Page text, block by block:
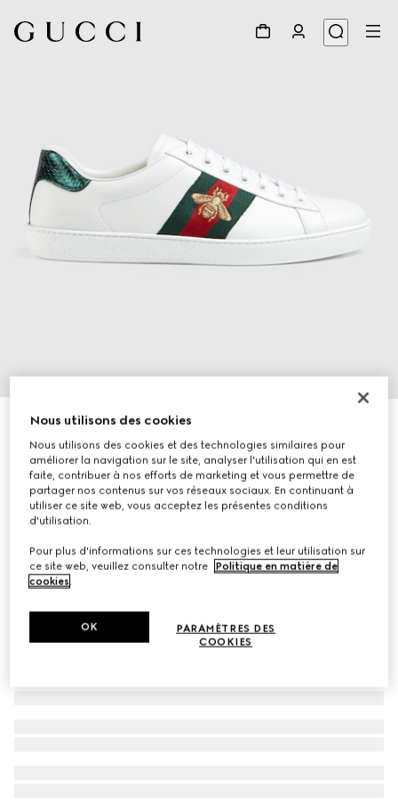
Virtual Try-On
€ 455
Nous utilisons des cookies
Nous utilisons des cookies et des technologies similaires pour
améliorer la navigation sur le site, analyser l'utilisation qui en est
faite, contribuer à nos efforts de marketing et vous permettre de
partager nos contenus sur vos réseaux sociaux. En continuant à
utiliser ce site web, vous acceptez les présentes conditions
d'utilisation.
Pour plus d'informations sur ces technologies et leur utilisation sur
ce site web, veuillez consulter notre
Politique en matière de
cookies.
PARAMÈTRES DES
COOKIES
OK